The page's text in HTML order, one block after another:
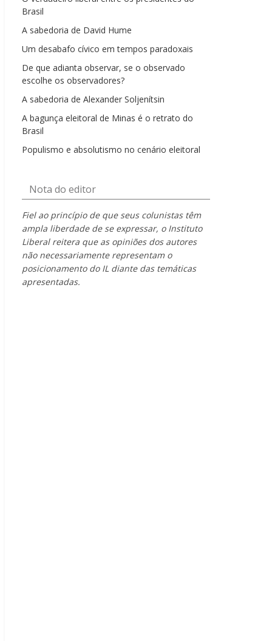
Brasil
A sabedoria de David Hume
Um desabafo cívico em tempos paradoxais
De que adianta observar, se o observado
escolhe os observadores?
A sabedoria de Alexander Soljenítsin
A bagunça eleitoral de Minas é o retrato do
Brasil
Populismo e absolutismo no cenário eleitoral
Nota do editor
Fiel ao princípio de que seus colunistas têm
ampla liberdade de se expressar, o Instituto
Liberal reitera que as opiniões dos autores
não necessariamente representam o
posicionamento do IL diante das temáticas
apresentadas.